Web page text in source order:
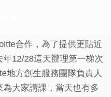
合作，為了提供更貼近
12/28這天辦理第一梯次
地方創生服務團隊負責人
大家講課，當天也有多